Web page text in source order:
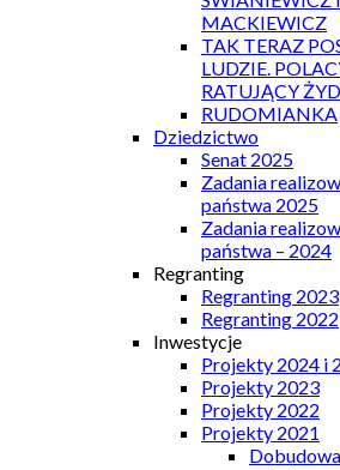
MACKIEWICZ
TAK TERAZ
LUDZIE.
RATUJĄCY
RUDOMIANKA
Dziedzictwo
Senat 2025
Zadania
państwa 2025
Zadania
państwa – 2024
Regranting
Regranting 2023
Regranting 2022
Inwestycje
Projekty 2024 i
Projekty 2023
Projekty 2022
Projekty 2021